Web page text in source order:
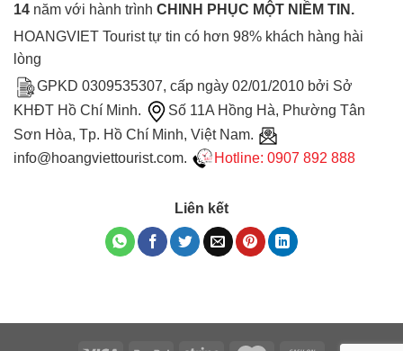
14 năm với hành trình CHINH PHỤC MỘT NIỀM TIN.
HOANGVIET Tourist tự tin có hơn 98% khách hàng hài
lòng
GPKD 0309535307, cấp ngày 02/01/2010 bởi Sở
KHĐT Hồ Chí Minh.
Số 11A Hồng Hà, Phường Tân
Sơn Hòa, Tp. Hồ Chí Minh, Việt Nam.
info@hoangviettourist.com.
Hotline: 0907 892 888
Liên kết